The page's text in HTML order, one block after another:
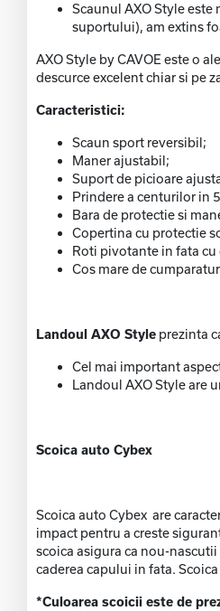
Scaunul AXO Style
suportului), am extins
AXO Style by CAVOE este o
descurce excelent chiar si pe
Caracteristici:
Scaun sport reversibil;
Maner ajustabil;
Suport de picioare
Prindere a centurilor in
Bara de protectie si
Copertina cu protectie
Roti pivotante in fata
Cos mare de
Landoul AXO Style prezinta
Cel mai important
Landoul AXO Style are
Scoica auto Cybex
Scoica auto Cybex are
impact pentru a creste
scoica asigura ca nou-
caderea capului in fata.
*Culoarea scoicii este de